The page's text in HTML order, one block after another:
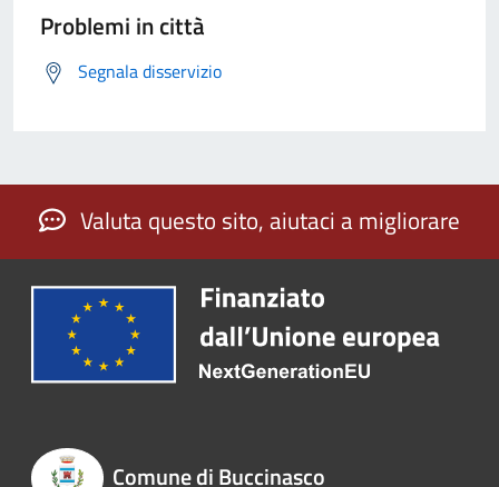
Problemi in città
Segnala disservizio
Valuta questo sito, aiutaci a migliorare
Comune di Buccinasco